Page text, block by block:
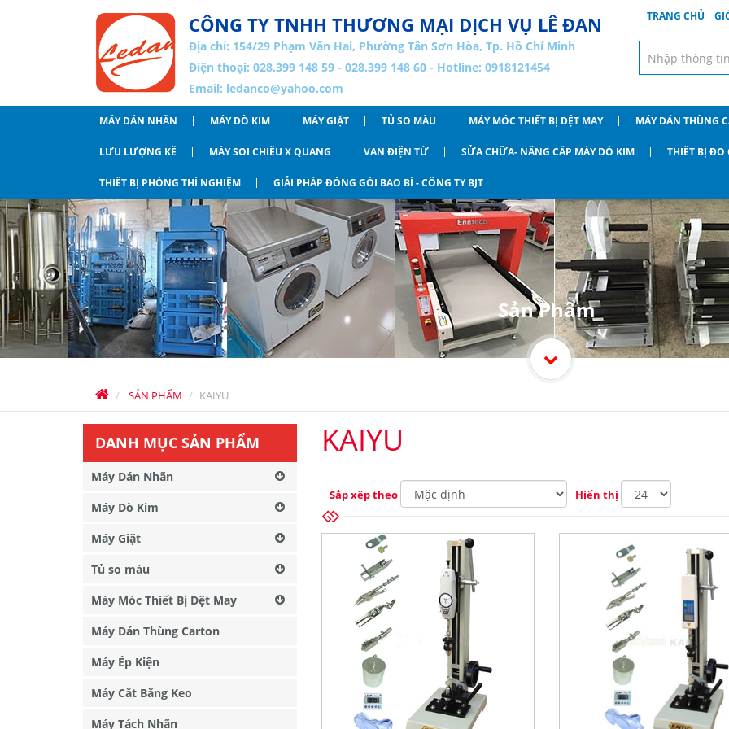
CÔNG TY TNHH THƯƠNG MẠI DỊCH VỤ LÊ ĐAN
Địa chỉ: 154/29 Phạm Văn Hai, Phường Tân Sơn Hòa, Tp. Hồ Chí Minh
Điện thoại: 028.399 148 59 - 028.399 148 60 - Hotline: 0918121454
Email: ledanco@yahoo.com
TRANG CHỦ
MÁY DÁN NHÃN MÁY DÒ KIM MÁY GIẶT TỦ SO MÀU MÁY MÓC THIẾT BỊ DỆT MAY MÁY DÁN THÙNG
LƯU LƯỢNG KẾ MÁY SOI CHIẾU X QUANG VAN ĐIỆN TỪ SỬA CHỮA- NÂNG CẤP MÁY DÒ KIM THIẾT BỊ ĐO
THIẾT BỊ PHÒNG THÍ NGHIỆM GIẢI PHÁP ĐÓNG GÓI BAO BÌ - CÔNG TY BJT
SẢN PHẨM KAIYU
Sản Phẩm
KAIYU
Sắp xếp theo Hiển thị
DANH MỤC SẢN PHẨM
Máy Dán Nhãn
Máy Dò Kim
Máy Giặt
Tủ so màu
Máy Móc Thiết Bị Dệt May
Máy Dán Thùng Carton
Máy Ép Kiện
Máy Cắt Băng Keo
Máy Tách Nhãn